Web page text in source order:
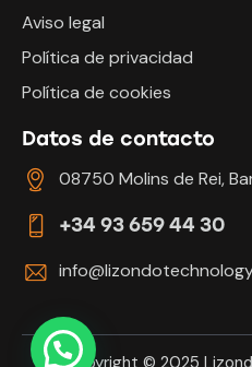
Aviso legal
Política de privacidad
Política de cookies
Datos de contacto
08750 Molins de Rei,
+34 93 659 44 30
Copyright © 2025